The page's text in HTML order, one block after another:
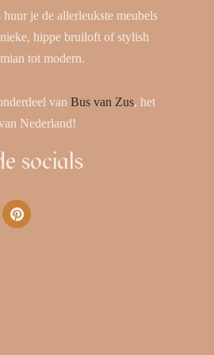
je de allerleukste meubels
hippe bruiloft of stylish
tot modern.
vanBus van Zus, het
Nederland!
socials